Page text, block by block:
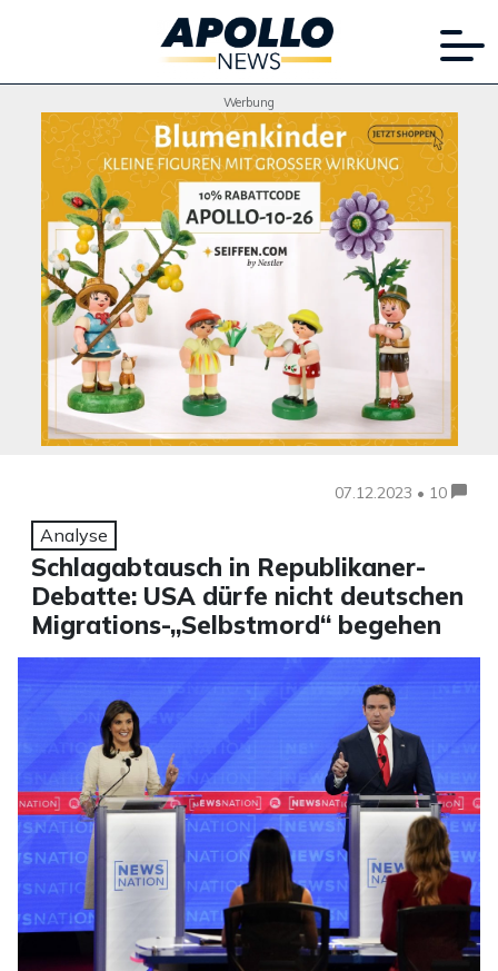
Werbung
07.12.2023 • 10
Analyse
Schlagabtausch in Republikaner-
Debatte: USA dürfe nicht deutschen
Migrations-„Selbstmord“ begehen